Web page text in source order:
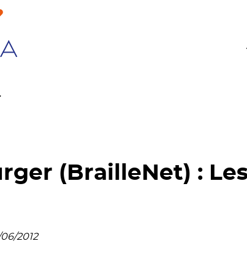
(BrailleNet) :
2012